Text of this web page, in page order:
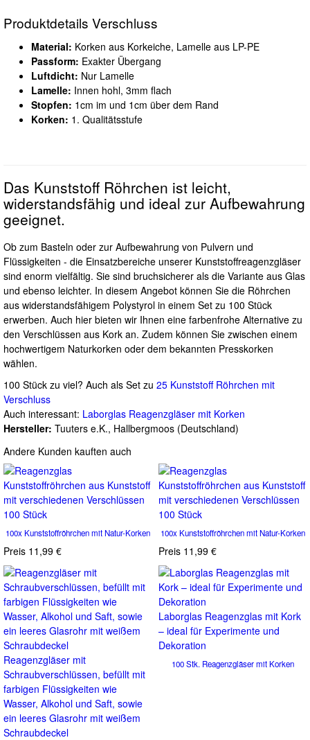
Produktdetails Verschluss
Material: Korken aus Korkeiche, Lamelle aus LP-PE
Passform: Exakter Übergang
Luftdicht: Nur Lamelle
Lamelle: Innen hohl, 3mm flach
Stopfen: 1cm im und 1cm über dem Rand
Korken: 1. Qualitätsstufe
Das Kunststoff Röhrchen ist leicht,
widerstandsfähig und ideal zur Aufbewahrung
geeignet.
Ob zum Basteln oder zur Aufbewahrung von Pulvern und
Flüssigkeiten - die Einsatzbereiche unserer Kunststoffreagenzgläser
sind enorm vielfältig. Sie sind bruchsicherer als die Variante aus Glas
und ebenso leichter. In diesem Angebot können Sie die Röhrchen
aus widerstandsfähigem Polystyrol in einem Set zu 100 Stück
erwerben. Auch hier bieten wir Ihnen eine farbenfrohe Alternative zu
den Verschlüssen aus Kork an. Zudem können Sie zwischen einem
hochwertigem Naturkorken oder dem bekannten Presskorken
wählen.
100 Stück zu viel? Auch als Set zu 25 Kunststoff Röhrchen mit
Verschluss
Auch interessant: Laborglas Reagenzgläser mit Korken
Hersteller: Tuuters e.K., Hallbergmoos (Deutschland)
Andere Kunden kauften auch
100x Kunststoffröhrchen mit Natur-Korken
Preis 11,99 €
100x Kunststoffröhrchen mit Natur-Korken
Preis 11,99 €
Reagenzgläser mit
Schraubverschlüssen, befüllt mit
farbigen Flüssigkeiten wie
Wasser, Alkohol und Saft, sowie
ein leeres Glasrohr mit weißem
Schraubdeckel
Laborglas Reagenzglas mit Kork
– ideal für Experimente und
Dekoration
100 Stk. Reagenzgläser mit Korken